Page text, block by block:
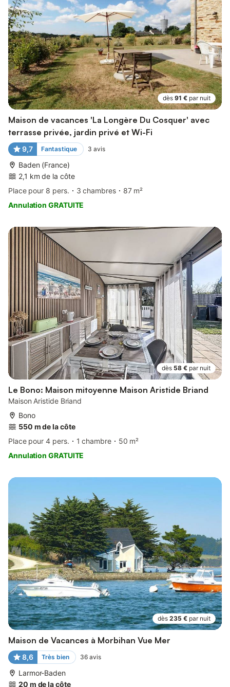
dès 91 € par nuit
Maison de vacances 'La Longère Du Cosquer' avec
terrasse privée, jardin privé et Wi-Fi
9,7 Fantastique 3 avis
Baden (France)
2,1 km de la côte
Place pour 8 pers.
3 chambres
87 m²
Annulation GRATUITE
dès 58 € par nuit
Le Bono: Maison mitoyenne Maison Aristide Briand
Maison Aristide Briand
Bono
550 m de la côte
Place pour 4 pers.
1 chambre
50 m²
Annulation GRATUITE
dès 235 € par nuit
Maison de Vacances à Morbihan Vue Mer
8,6 Très bien 36 avis
Larmor-Baden
20 m de la côte